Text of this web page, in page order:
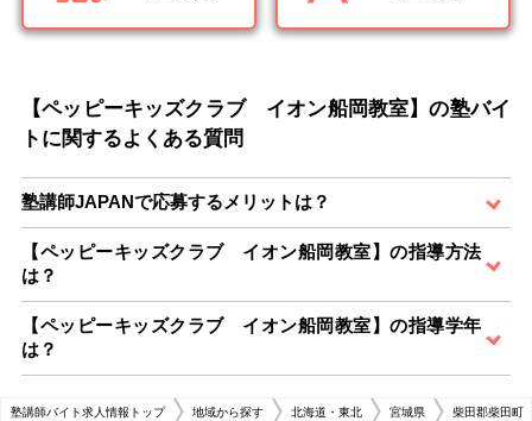
【ペッピーキッズクラブ イオン船岡教室】の塾バイ
トに関するよくある質問
塾講師JAPANで応募するメリットは？
【ペッピーキッズクラブ イオン船岡教室】の指導方法
は？
【ペッピーキッズクラブ イオン船岡教室】の指導学年
は？
塾講師バイト求人情報トップ 地域から探す 北海道・東北 宮城県 柴田郡柴田町